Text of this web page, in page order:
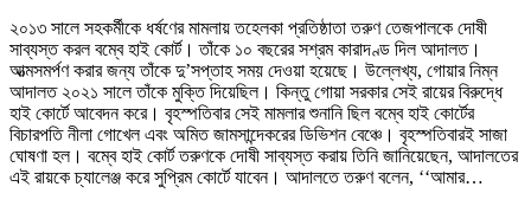
২০১৩ সালে সহকর্মীকে ধর্ষণের মামলায় তহেলকা প্রতিষ্ঠাতা তরুণ তেজপালকে দোষী
সাব্যস্ত করল বম্বে হাই কোর্ট। তাঁকে ১০ বছরের সশ্রম কারাদণ্ড দিল আদালত।
আত্মসমর্পণ করার জন্য তাঁকে দু’সপ্তাহ সময় দেওয়া হয়েছে। উল্লেখ্য, গোয়ার নিম্ন
আদালত ২০২১ সালে তাঁকে মুক্তি দিয়েছিল। কিন্তু গোয়া সরকার সেই রায়ের বিরুদ্ধে
হাই কোর্টে আবেদন করে। বৃহস্পতিবার সেই মামলার শুনানি ছিল বম্বে হাই কোর্টের
বিচারপতি নীলা গোখেল এবং অমিত জামসান্দেকরের ডিভিশন বেঞ্চে। বৃহস্পতিবারই সাজা
ঘোষণা হল। বম্বে হাই কোর্ট তরুণকে দোষী সাব্যস্ত করায় তিনি জানিয়েছেন, আদালতের
এই রায়কে চ্যালেঞ্জ করে সুপ্রিম কোর্টে যাবেন। আদালতে তরুণ বলেন, ‘‘আমার…